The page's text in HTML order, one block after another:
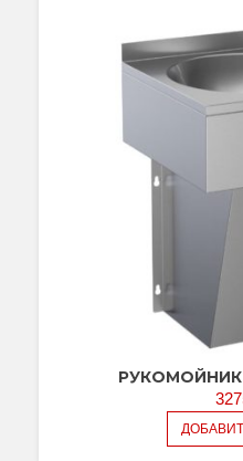
РУКОМОЙНИК